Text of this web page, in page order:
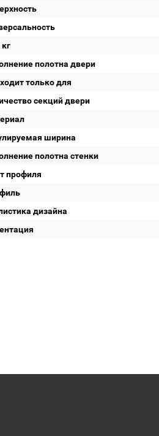
полотна двери
только для
секций двери
ширина
полотна стенки
профиля
дизайна